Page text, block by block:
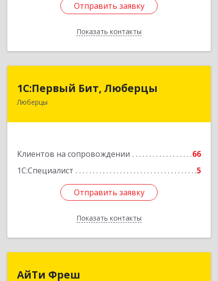
Отправить заявку
Показать контакты
Отправить заявку
Назад
1С:Первый Бит, Люберцы
Люберцы
Клиентов на сопровождении
66
1С:Специалист
5
Отправить заявку
Показать контакты
1С:Первый Бит, Люберцы
140009, Московская обл, Люберецкий р-н,
Отправить заявку
Назад
АйТи Фреш